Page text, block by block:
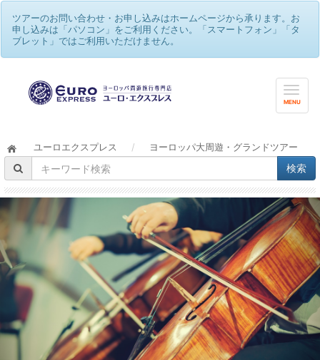
ツアーのお問い合わせ・お申し込みはホームページから承ります。お
申し込みは「パソコン」をご利用ください。「スマートフォン」「タ
ブレット」ではご利用いただけません。
MENU
ユーロエクスプレス / ヨーロッパ大周遊・グランドツアー